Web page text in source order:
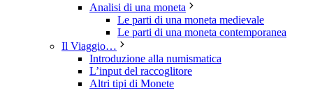
Analisi di una moneta
Le parti di una moneta medievale
Le parti di una moneta contemporanea
Il Viaggio…
Introduzione alla numismatica
L’input del raccoglitore
Altri tipi di Monete